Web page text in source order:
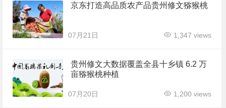
京东打造高品质农产品贵州修文猕猴桃
07月21日 1,347 views
贵州修文大数据覆盖全县十乡镇 6.2 万
亩猕猴桃种植
07月20日 1,200 views